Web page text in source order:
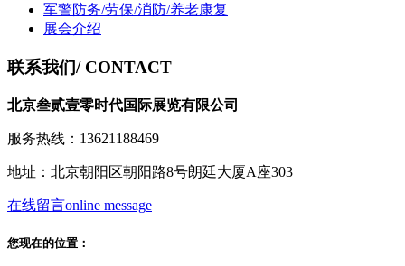
军警防务/劳保/消防/养老康复
展会介绍
联系我们/ CONTACT
北京叁贰壹零时代国际展览有限公司
服务热线：13621188469
地址：北京朝阳区朝阳路8号朗廷大厦A座303
在线留言online message
您现在的位置：